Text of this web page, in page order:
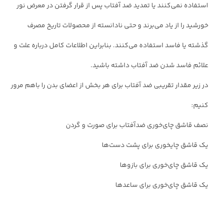
استفاده نمی‌کنند یا تمدید ضد آفتاب پس از قرار گرفتن در معرض نور
خورشید را از یاد می‌برند و حتی نادانسته از محصولات تاریخ مصرف
گذشته یا فاسد استفاده می‌کنند. بنابراین اطلاعات کامل درباره علت و
علائم فاسد شدن ضد آفتاب داشته باشید.
در زیر مقدار تقریبی ضد آفتاب برای هر بخش از اعضای بدن را باهم مرور
کنیم:
نصف قاشق چای‌خوری ضدآفتاب برای صورت و گردن
یک قاشق چایخوری برای پشت دست‌ها
یک قاشق چای‌خوری برای بازوها
یک قاشق چای‌خوری برای ساعدها